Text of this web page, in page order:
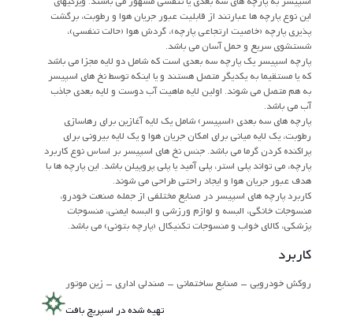
این نوع پارچه ها عبارتند از قابلیت عبور جریان هوا و رطوبت، برگشت
پذیری پارچه (خاصیت ارتجاعی پارچه)، گردش هوا (حالت تنفسی)،
شستشوی سریع و حمل آسان می باشد.
پارچه اسپیسر یک پارچه سه بعدی است که شامل دو لایه مجزا می باشد
که یا مستقیما به یکدیگر متصل هستند و یا اینکه توسط نخ های اسپیسر
به هم متصل می شوند. اولین لایه ماهیت آب دوست و لایه بعدی جاذب
آب می باشد.
پارچه های سه بعدی (اسپیسر) شامل یک لایه آغازین برای رهاسازی
رطوبت، یک لایه میانی برای امکان جریان هوا و یک لایه بیرونی برای
پراکنده کردن گرما می باشد. جنس نخ های اسپیسر بر اساس نوع کاربرد
پارچه، می تواند پلی استر، پلی آمید یا پلی پروپیلن باشد. این پارچه ها با
هدف عبور جریان هوا و ایجاد راحتی طراحی می شوند.
کاربرد پارچه های اسپیسر در صنایع مختلفی از جمله صنعت خودرو،
منسوجات خانگی، البسه و لوازم ورزشی و البسه ایمنی، منسوجات
پزشکی، کالای خواب و منسوجات تکنیکال (پارچه بتونی) می باشد.
کاربرد
روکش خودرویی – صنایع ساختمانی – صندلی اداری – زین موتور
تهیه شده در اسپریچ بافت